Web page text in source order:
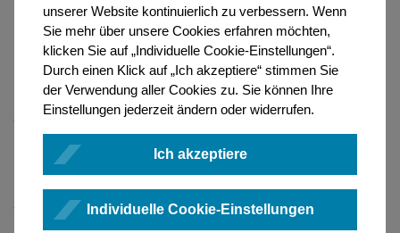
unserer Website kontinuierlich zu verbessern. Wenn
Sie mehr über unsere Cookies erfahren möchten,
klicken Sie auf „Individuelle Cookie-Einstellungen“.
Durch einen Klick auf „Ich akzeptiere“ stimmen Sie
der Verwendung aller Cookies zu. Sie können Ihre
Einstellungen jederzeit ändern oder widerrufen.
Ich akzeptiere
Individuelle Cookie-Einstellungen
Signieren
Aktivieren Sie das oder die Kontrollkästchen der
Antragsdokumente in der Übersicht und wählen Sie die Aktion
Signierenin der Aktionsleiste der Übersicht.
Es öffnet sich die Signaturmappe. Sie können hier die
angezeigten Dokumente erneut prüfen. Betätigen Sie die
Schaltfläche
Signierenin der Aktionsleiste der
Signaturmappe.
Es öffnet sich der Dialog der
Signaturanwendungskomponente, sofern Sie diesen nicht